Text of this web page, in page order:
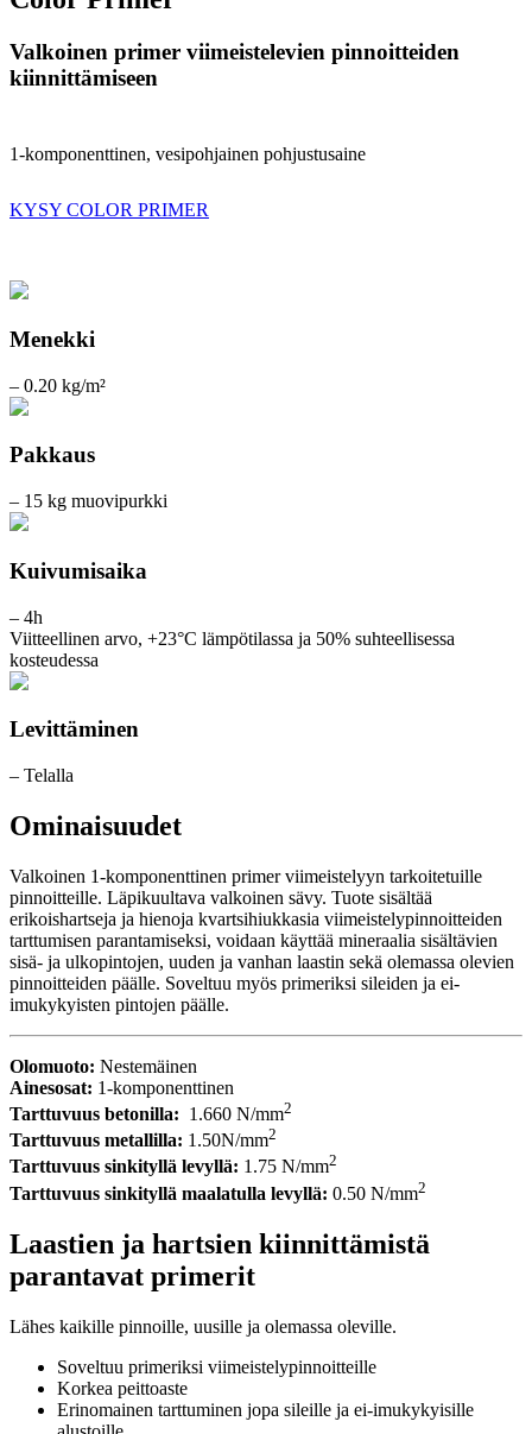
Valkoinen primer viimeistelevien pinnoitteiden
kiinnittämiseen
1-komponenttinen, vesipohjainen pohjustusaine
KYSY COLOR PRIMER
Menekki
– 0.20 kg/m²
Pakkaus
– 15 kg muovipurkki
Kuivumisaika
– 4h
Viitteellinen arvo, +23°C lämpötilassa ja 50% suhteellisessa
kosteudessa
Levittäminen
– Telalla
Ominaisuudet
Valkoinen 1-komponenttinen primer viimeistelyyn tarkoitetuille
pinnoitteille. Läpikuultava valkoinen sävy. Tuote sisältää
erikoishartseja ja hienoja kvartsihiukkasia viimeistelypinnoitteiden
tarttumisen parantamiseksi, voidaan käyttää mineraalia sisältävien
sisä- ja ulkopintojen, uuden ja vanhan laastin sekä olemassa olevien
pinnoitteiden päälle. Soveltuu myös primeriksi sileiden ja ei-
imukykyisten pintojen päälle.
Olomuoto: Nestemäinen
Ainesosat: 1-komponenttinen
Tarttuvuus betonilla: 1.660 N/mm2
Tarttuvuus metallilla: 1.50N/mm2
Tarttuvuus sinkityllä levyllä: 1.75 N/mm2
Tarttuvuus sinkityllä maalatulla levyllä: 0.50 N/mm2
Laastien ja hartsien kiinnittämistä
parantavat primerit
Lähes kaikille pinnoille, uusille ja olemassa oleville.
Soveltuu primeriksi viimeistelypinnoitteille
Korkea peittoaste
Erinomainen tarttuminen jopa sileille ja ei-imukykyisille